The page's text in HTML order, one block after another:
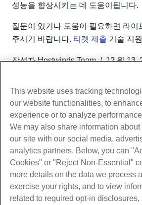
성능을 향상시키는 데 도움이됩니다.
질문이 있거나 도움이 필요하면 라이
주시기 바랍니다. 티켓 제출 기술 지
작성자 Hostwinds Team/12 월 13,
제품
웹 호스팅
비즈니스 호스팅
리셀러 호스팅
화이트 라벨 리셀러
관리되는 리눅스 VPS
서비스
웹 사이트 마이그레이션
커뮤니티
제품 문서
회사
This website uses tracking
our website functionalities, to
experience or to analyze
We may also share information about
our site with our social media,
analytics partners. Below, you can
Cookies" or "Reject Non-Essential"
more details on the data we process
exercise your rights, and to view
related to required opt-in disclosures,